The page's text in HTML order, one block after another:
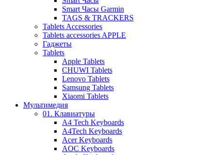
Smart Часы Garmin
TAGS & TRACKERS
Tablets Accessories
Tablets accessories APPLE
Гаджеты
Tablets
Apple Tablets
CHUWI Tablets
Lenovo Tablets
Samsung Tablets
Xiaomi Tablets
Мультимедия
01. Клавиатуры
A4 Tech Keyboards
A4Tech Keyboards
Acer Keyboards
AOC Keyboards